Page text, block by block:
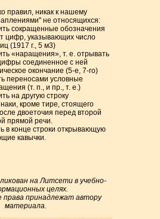
правил, никак к нашему
не относящихся:
сокращенные обозначения
цифр, указывающих число
(1917 г., 5 м3)
«наращения», т. е. отрывать
соединенное с ней
окончание (5-е, 7-го)
переносами условные
(т. п., и пр., т. е.)
на другую строку
кроме тире, стоящего
двоеточия перед второй
прямой речи.
в конце строки открывающую
кавычки.
на Литсети в учебно-
целях.
права принадлежат автору
материала.